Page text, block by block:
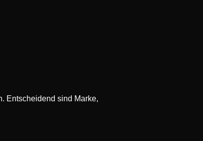
Entscheidend sind Marke,